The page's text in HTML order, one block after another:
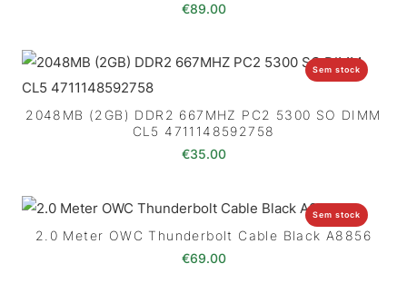
€89.00
Sem stock
2048MB (2GB) DDR2 667MHZ PC2 5300 SO DIMM
CL5 4711148592758
€35.00
Sem stock
2.0 Meter OWC Thunderbolt Cable Black A8856
€69.00